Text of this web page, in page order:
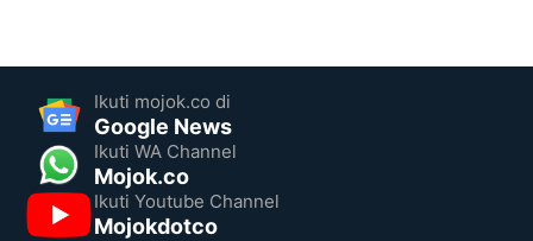
Ikuti mojok.co di
Google News
Ikuti WA Channel
Mojok.co
Ikuti Youtube Channel
Mojokdotco